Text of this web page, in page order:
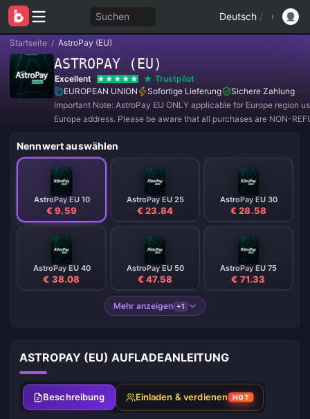
Suchen Deutsch /
Startseite / AstroPay (EU)
ASTROPAY (EU)
Excellent
Trustpilot
EUROPEAN UNION
Sofortige Lieferung
Sichere Zahlung
Important Note: AstroPay EU ONLY applicable for Europe region
Europe address. Please be aware that all purchases are NON-
Nennwert auswählen
AstroPay EU 10
€ 9.59
AstroPay EU 25
€ 23.84
AstroPay EU 30
€ 28.58
AstroPay EU 40
€ 38.08
AstroPay EU 50
€ 47.58
AstroPay EU 75
€ 71.33
Mehr anzeigen +1
ASTROPAY (EU) AUFLADEANLEITUNG
Beschreibung Einladen & verdienen HOT